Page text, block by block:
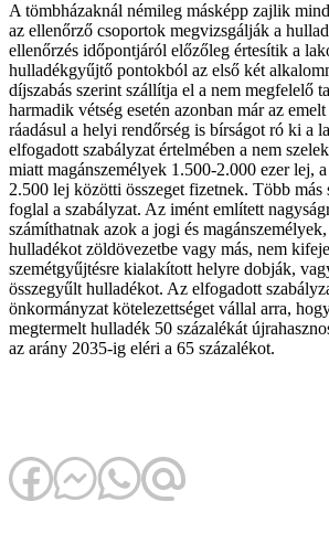
A tömbházaknál némileg másképp zajlik
az ellenőrző csoportok megvizsgálják a
ellenőrzés időpontjáról előzőleg értesítik a
hulladékgyűjtő pontokból az első két
díjszabás szerint szállítja el a nem megfelelő
harmadik vétség esetén azonban már az
ráadásul a helyi rendőrség is bírságot ró ki a
elfogadott szabályzat értelmében a nem
miatt magánszemélyek 1.500-2.000 ezer lej,
2.500 lej közötti összeget fizetnek. Több más
foglal a szabályzat. Az imént említett
számíthatnak azok a jogi és
hulladékot zöldövezetbe vagy más, nem
szemétgyűjtésre kialakított helyre dobják,
összegyűlt hulladékot. Az elfogadott
önkormányzat kötelezettséget vállal arra,
megtermelt hulladék 50 százalékát
az arány 2035-ig eléri a 65 százalékot.